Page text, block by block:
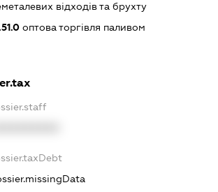
відходів та брухту
оптова торгівля паливом